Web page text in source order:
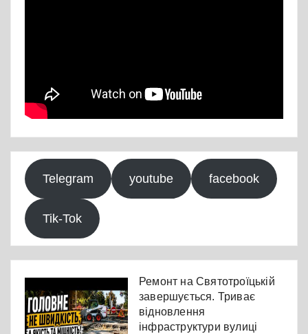
Telegram youtube facebook
Tik-Tok
Ремонт на Святотроїцькій
завершується. Триває
відновлення
інфраструктури вулиці